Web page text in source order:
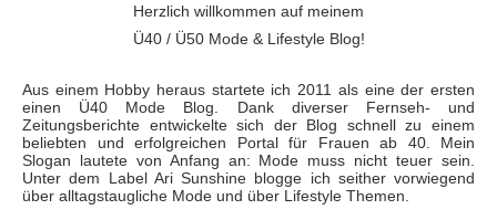
Herzlich willkommen auf meinem
Ü40 / Ü50 Mode & Lifestyle Blog!
Aus einem Hobby heraus startete ich 2011 als eine der ersten
einen Ü40 Mode Blog. Dank diverser Fernseh- und
Zeitungsberichte entwickelte sich der Blog schnell zu einem
beliebten und erfolgreichen Portal für Frauen ab 40. Mein
Slogan lautete von Anfang an: Mode muss nicht teuer sein.
Unter dem Label Ari Sunshine blogge ich seither vorwiegend
über alltagstaugliche Mode und über Lifestyle Themen.